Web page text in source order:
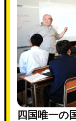
四国唯一の